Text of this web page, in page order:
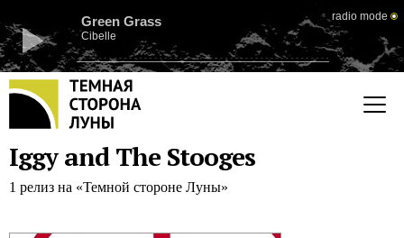
Green Grass
Cibelle
radio mode
Iggy and The Stooges
1 релиз на «Темной стороне Луны»